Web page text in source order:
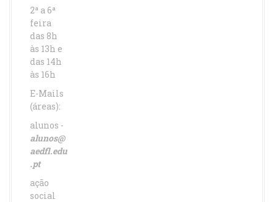
2ª a 6ª
feira
das 8h
às 13h e
das 14h
às 16h
E-Mails
(áreas):
alunos -
alunos@
aedfl.edu
.pt
ação
social